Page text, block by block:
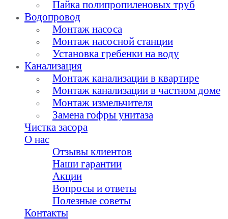
Пайка полипропиленовых труб
Водопровод
Монтаж насоса
Монтаж насосной станции
Установка гребенки на воду
Канализация
Монтаж канализации в квартире
Монтаж канализации в частном доме
Монтаж измельчителя
Замена гофры унитаза
Чистка засора
О нас
Отзывы клиентов
Наши гарантии
Акции
Вопросы и ответы
Полезные советы
Контакты